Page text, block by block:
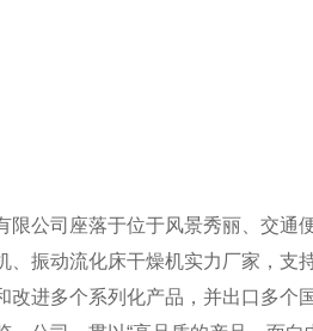
司座落于位于风景秀丽、交通便
、振动流化床干燥机实力厂家，
改进多个系列化产品，并出口多